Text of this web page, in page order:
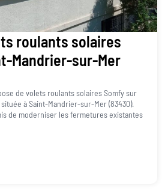
roulants solaires
Mandrier-sur-Mer
de volets roulants solaires Somfy sur
à Saint-Mandrier-sur-Mer (83430).
de moderniser les fermetures existantes